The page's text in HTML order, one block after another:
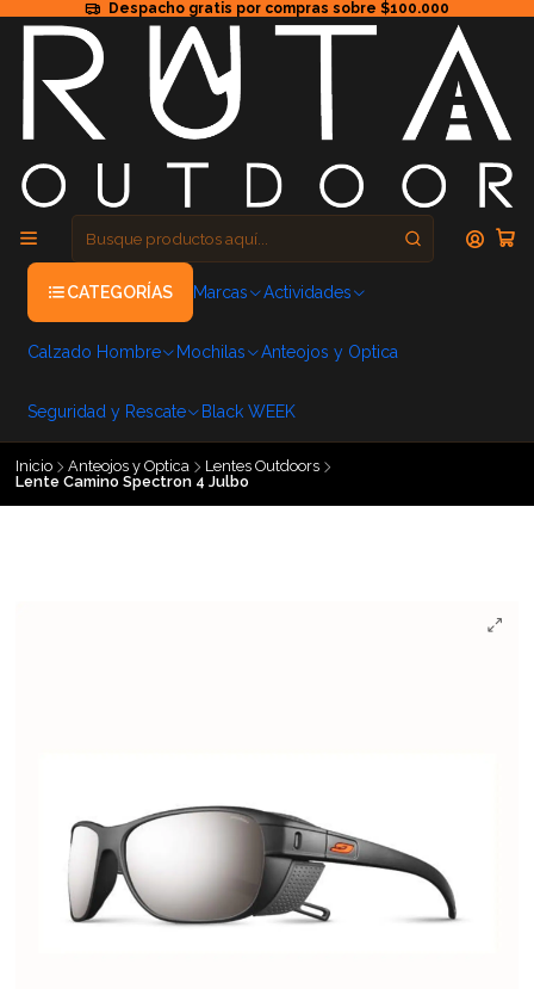
Despacho gratis por compras sobre $100.000
CATEGORÍAS Marcas Actividades
Calzado Hombre Mochilas Anteojos y Optica
Seguridad y Rescate Black WEEK
Inicio Anteojos y Optica
Lentes Outdoors
Lente Camino Spectron 4 Julbo